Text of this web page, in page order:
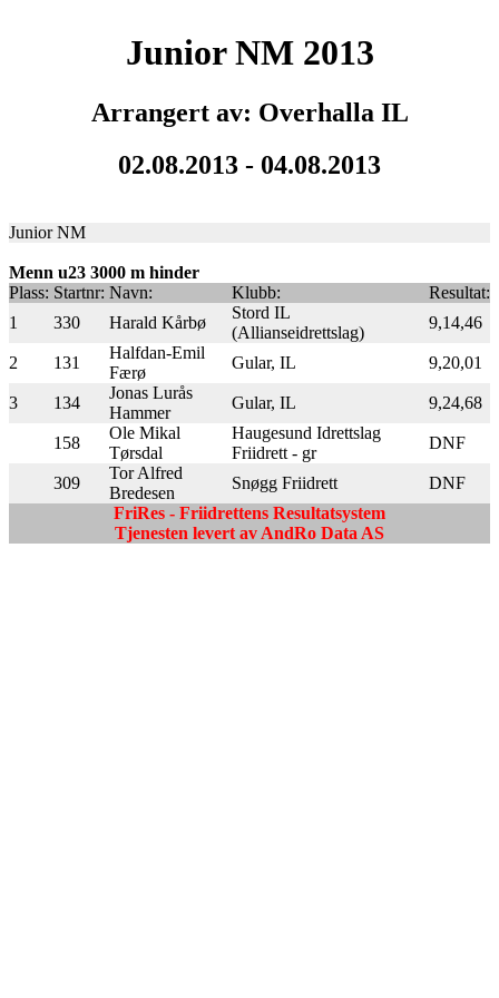
Junior NM 2013
Arrangert av: Overhalla IL
02.08.2013 - 04.08.2013
Junior NM
Menn u23 3000 m hinder
Plass: Startnr: Navn: Klubb:
Resultat:
1
330 Harald Kårbø
Stord IL
(Allianseidrettslag)
9,14,46
2 131
Halfdan-Emil
Færø
Gular, IL 9,20,01
3 134
Jonas Lurås
Hammer
Gular, IL 9,24,68
158
Ole Mikal
Tørsdal
Haugesund Idrettslag
Friidrett - gr
DNF
309
Tor Alfred
Bredesen
Snøgg Friidrett
DNF
FriRes - Friidrettens Resultatsystem
Tjenesten levert av AndRo Data AS